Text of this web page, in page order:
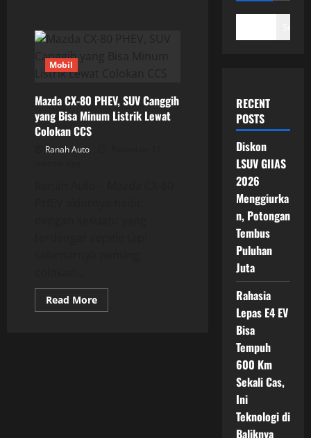
Mobil
Mazda CX-80 PHEV, SUV Canggih
yang Bisa Minum Listrik Lewat
Colokan CCS
Ranah Auto
Read MoreRead
more
RECENT
POSTS
Diskon
LSUV GIIAS
2026
Menggiurka
n, Potongan
Tembus
Puluhan
Juta
Rahasia
Lepas E4 EV
Bisa
Tempuh
600 Km
Sekali Cas,
Ini
Teknologi di
Baliknya